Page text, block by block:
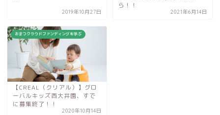
2019年10月27日
ら！！
2021年6月14日
おまつクラウドファンディングを学ぶ
【CREAL（クリアル）】グロ
ーバルキッズ西大井園、すで
に募集終了！！
2020年10月14日